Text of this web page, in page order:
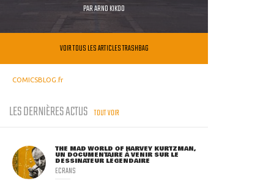
PARARNO KIKOO
VOIR TOUS LES ARTICLES TRASHBAG
COMICSBLOG.fr
LES DERNIÈRES ACTUS TOUT VOIR
THE MAD WORLD OF HARVEY KURTZMAN,
UN DOCUMENTAIRE À VENIR SUR LE
DESSINATEUR LÉGENDAIRE
ECRANS